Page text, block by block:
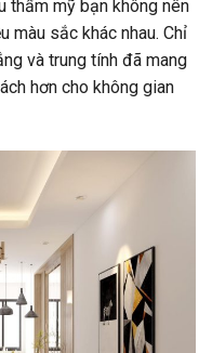
thẩm mỹ bạn không nên
màu sắc khác nhau. Chỉ
và trung tính đã mang
hơn cho không gian